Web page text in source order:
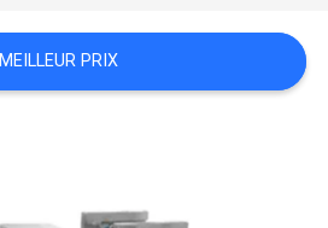
MEILLEUR PRIX